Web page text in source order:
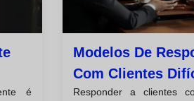
é
Modelos De
Com Clientes
Responder a clientes